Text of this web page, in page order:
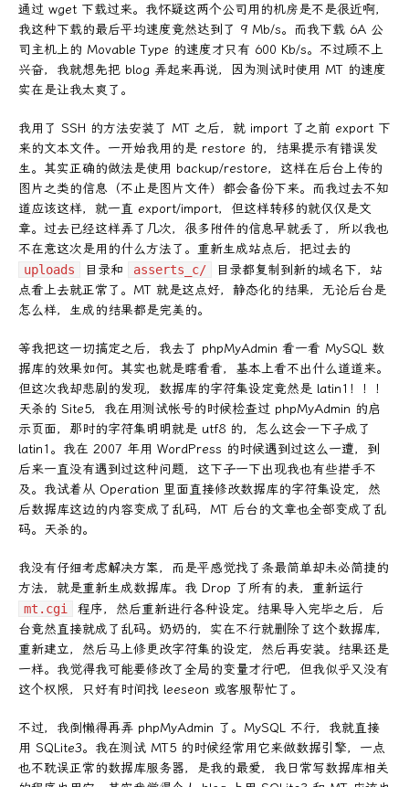
通过 wget 下载过来。我怀疑这两个公司用的机房是不是很近啊，
我这种下载的最后平均速度竟然达到了 9 Mb/s。而我下载 6A 公
司主机上的 Movable Type 的速度才只有 600 Kb/s。不过顾不上
兴奋，我就想先把 blog 弄起来再说，因为测试时使用 MT 的速度
实在是让我太爽了。
我用了 SSH 的方法安装了 MT 之后，就 import 了之前 export 下
来的文本文件。一开始我用的是 restore 的，结果提示有错误发
生。其实正确的做法是使用 backup/restore，这样在后台上传的
图片之类的信息（不止是图片文件）都会备份下来。而我过去不知
道应该这样，就一直 export/import，但这样转移的就仅仅是文
章。过去已经这样弄了几次，很多附件的信息早就丢了，所以我也
不在意这次是用的什么方法了。重新生成站点后，把过去的
uploads 目录和 asserts_c/
目录都复制到新的域名下，站
点看上去就正常了。MT 就是这点好，静态化的结果，无论后台是
怎么样，生成的结果都是完美的。
等我把这一切搞定之后，我去了 phpMyAdmin 看一看 MySQL 数
据库的效果如何。其实也就是瞎看看，基本上看不出什么道道来。
但这次我却悲剧的发现，数据库的字符集设定竟然是 latin1！！！
天杀的 Site5，我在用测试帐号的时候检查过 phpMyAdmin 的启
示页面，那时的字符集明明就是 utf8 的，怎么这会一下子成了
latin1。我在 2007 年用 WordPress 的时候遇到过这么一遭，到
后来一直没有遇到过这种问题，这下子一下出现我也有些措手不
及。我试着从 Operation 里面直接修改数据库的字符集设定，然
后数据库这边的内容变成了乱码，MT 后台的文章也全部变成了乱
码。天杀的。
我没有仔细考虑解决方案，而是平感觉找了条最简单却未必简捷的
方法，就是重新生成数据库。我 Drop 了所有的表，重新运行
mt.cgi
程序，然后重新进行各种设定。结果导入完毕之后，后
台竟然直接就成了乱码。奶奶的，实在不行就删除了这个数据库，
重新建立，然后马上修更改字符集的设定，然后再安装。结果还是
一样。我觉得我可能要修改了全局的变量才行吧，但我似乎又没有
这个权限，只好有时间找 leeseon 或客服帮忙了。
不过，我倒懒得再弄 phpMyAdmin 了。MySQL 不行，我就直接
用 SQLite3。我在测试 MT5 的时候经常用它来做数据引擎，一点
也不耽误正常的数据库服务器，是我的最爱，我日常写数据库相关